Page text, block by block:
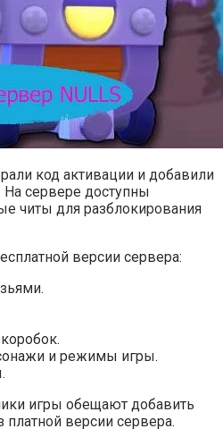
код активации и добавили
сервере доступны
читы для разблокирования
версии сервера:
и режимы игры.
игры обещают добавить
версии сервера.